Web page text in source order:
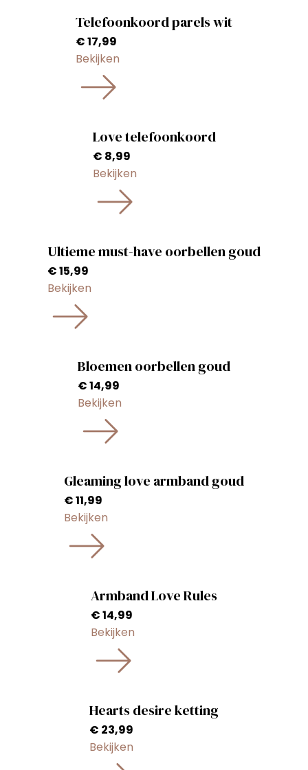
Telefoonkoord parels wit
€17,99
Bekijken
Love telefoonkoord
€ 8,99
Bekijken
Ultieme must-have oorbellen goud
€15,99
Bekijken
Bloemen oorbellen goud
€14,99
Bekijken
Gleaming love armband goud
€11,99
Bekijken
Armband Love Rules
€14,99
Bekijken
Hearts desire ketting
€ 23,99
Bekijken